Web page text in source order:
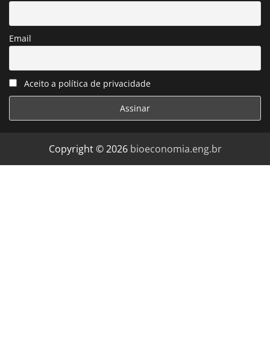
Email
Aceito a política de privacidade
Copyright © 2026 bioeconomia.eng.br